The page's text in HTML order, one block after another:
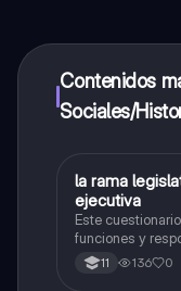
a determinadas
Contenidos
Sociales/
LSociales/Historia
la rama
ejecutiva
Este
funciones y
legislativa,
11 136 0